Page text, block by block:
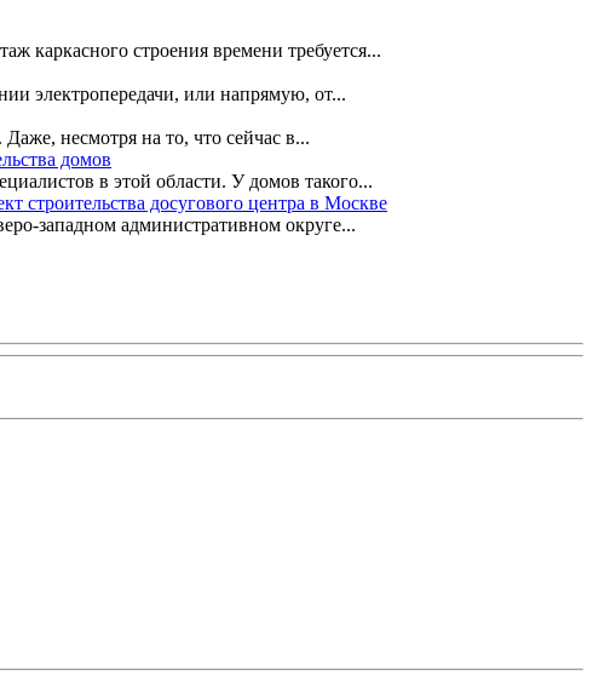
каркасного строения времени требуется...
электропередачи, или напрямую, от...
несмотря на то, что сейчас в...
домов
в этой области. У домов такого...
строительства досугового центра в Москве
западном административном округе...